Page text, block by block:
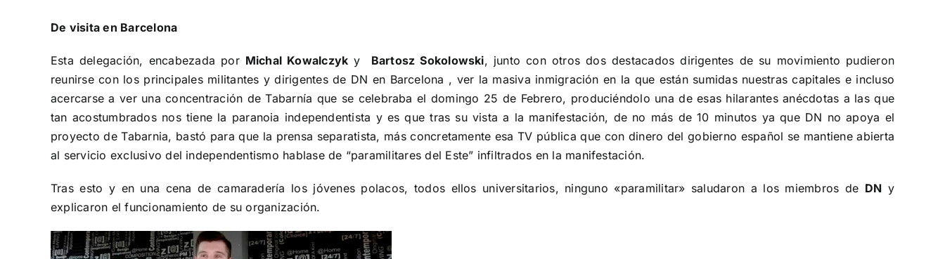
De visita en Barcelona
Esta delegación, encabezada por Michal Kowalczyk y Bartosz Sokolowski, junto con otros dos destacados dirigentes de su movimiento pudieron
reunirse con los principales militantes y dirigentes de DN en Barcelona , ver la masiva inmigración en la que están sumidas nuestras capitales e incluso
acercarse a ver una concentración de Tabarnía que se celebraba el domingo 25 de Febrero, produciéndolo una de esas hilarantes anécdotas a las que
tan acostumbrados nos tiene la paranoia independentista y es que tras su vista a la manifestación, de no más de 10 minutos ya que DN no apoya el
proyecto de Tabarnia, bastó para que la prensa separatista, más concretamente esa TV pública que con dinero del gobierno español se mantiene abierta
al servicio exclusivo del independentismo hablase de “paramilitares del Este” infiltrados en la manifestación.
Tras esto y en una cena de camaradería los jóvenes polacos, todos ellos universitarios, ninguno «paramilitar» saludaron a los miembros de DN y
explicaron el funcionamiento de su organización.